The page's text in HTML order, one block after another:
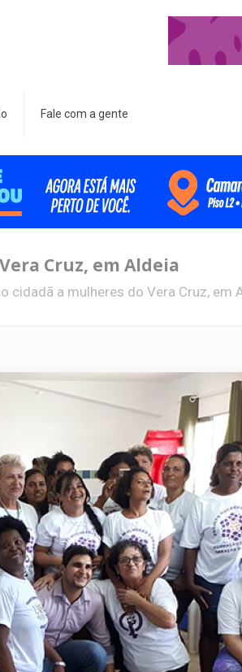
Fale com a gente
Cruz, em Aldeia
cidadã a mulheres do Vera Cruz, em